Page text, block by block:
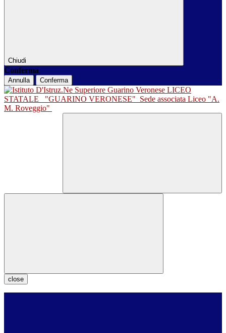
Chiudi
Conferma
Annulla Conferma
LICEO
STATALE
"GUARINO VERONESE" Sede associata Liceo "A.
M. Roveggio"
close